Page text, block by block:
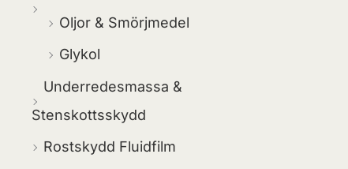
Oljor & Smörjmedel
Glykol
Underredesmassa &
Stenskottsskydd
Rostskydd Fluidfilm